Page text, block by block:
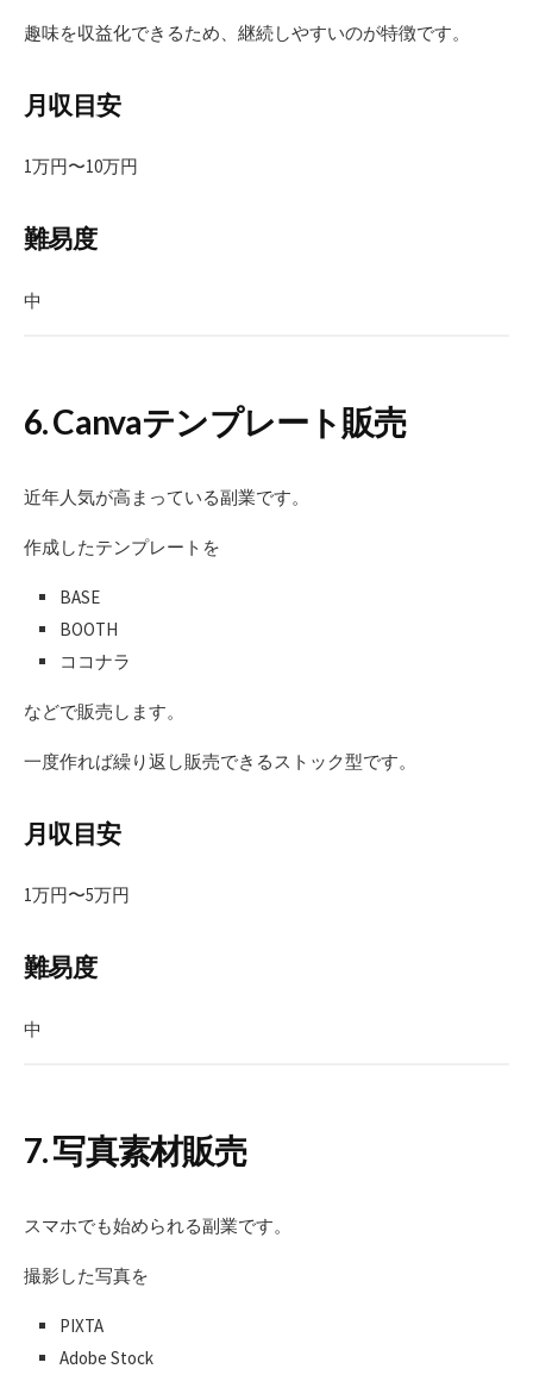
趣味を収益化できるため、継続しやすいのが特徴です。
月収目安
1万円〜10万円
難易度
中
6. Canvaテンプレート販売
近年人気が高まっている副業です。
作成したテンプレートを
BASE
BOOTH
ココナラ
などで販売します。
一度作れば繰り返し販売できるストック型です。
月収目安
1万円〜5万円
難易度
中
7. 写真素材販売
スマホでも始められる副業です。
撮影した写真を
PIXTA
Adobe Stock